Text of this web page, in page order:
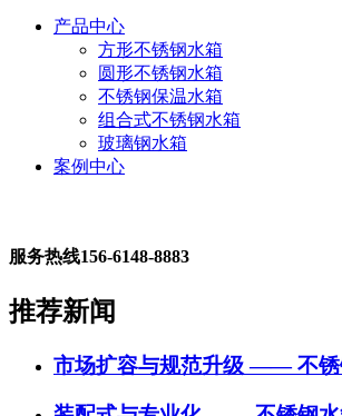
产品中心
方形不锈钢水箱
圆形不锈钢水箱
不锈钢保温水箱
组合式不锈钢水箱
玻璃钢水箱
案例中心
服务热线156-6148-8883
推荐新闻
市场扩容与规范升级 —— 不锈